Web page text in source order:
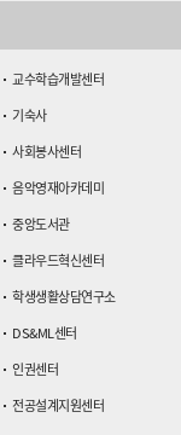
교수학습개발센터
기숙사
사회봉사센터
음악영재아카데미
중앙도서관
클라우드혁신센터
학생생활상담연구소
DS&ML센터
인권센터
전공설계지원센터